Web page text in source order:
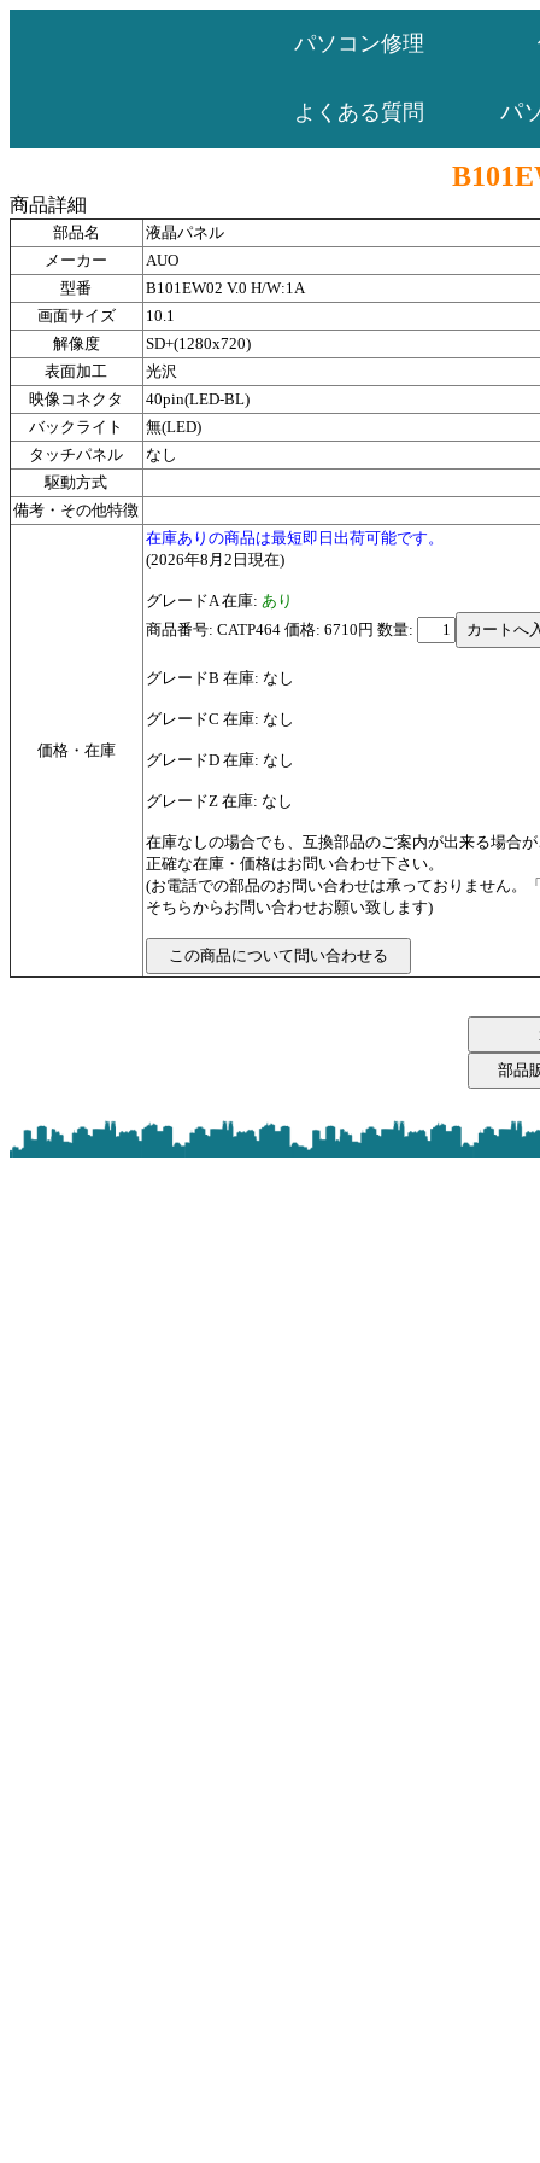
パソコン修理
よくある質問 パ
商品詳細
部品名
液晶パネル
メーカー
AUO
型番
B101EW02 V.0 H/W:1A
画面サイズ
10.1
解像度
SD+(1280x720)
表面加工
光沢
映像コネクタ
40pin(LED-BL)
バックライト
無(LED)
タッチパネル
なし
駆動方式
備考・その他特徴
価格・在庫
在庫ありの商品は最短即日出荷可能です。
(2026年8月2日現在)
グレードA 在庫: あり
商品番号: CATP464 価格: 6710円 数量:
グレードB 在庫: なし
グレードC 在庫: なし
グレードD 在庫: なし
グレードZ 在庫: なし
在庫なしの場合でも、互換部品のご案内が出来る場合
正確な在庫・価格はお問い合わせ下さい。
(お電話での部品のお問い合わせは承っておりません。
そちらからお問い合わせお願い致します)